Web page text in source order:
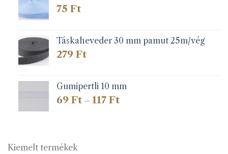
75 Ft
Táskaheveder 30 mm pamut 25m/vég
279 Ft
Gumipertli 10 mm
69 Ft – 117 FtÁrtartomány:
Kiemelt termékek